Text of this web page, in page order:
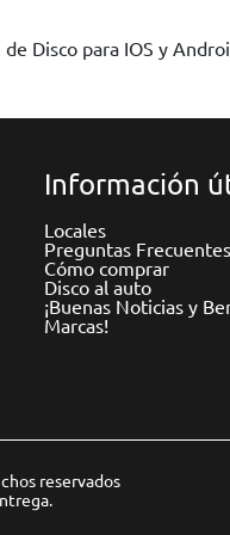
de Disco para IOS y
Información
Locales
Preguntas Frecuentes
Cómo comprar
Disco al auto
¡Buenas Noticias y
Marcas!
reservados